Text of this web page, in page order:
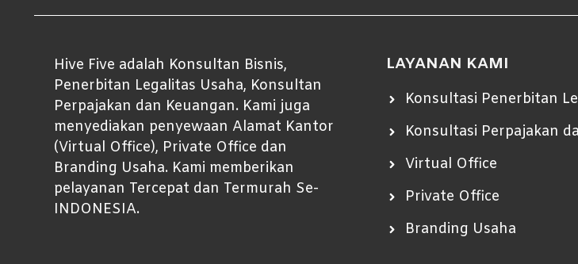
Hive Five adalah Konsultan Bisnis,
Penerbitan Legalitas Usaha, Konsultan
Perpajakan dan Keuangan. Kami juga
menyediakan penyewaan Alamat Kantor
(Virtual Office), Private Office dan
Branding Usaha. Kami memberikan
pelayanan Tercepat dan Termurah Se-
INDONESIA.
LAYANAN KAMI
Konsultasi Penerbitan
Konsultasi Perpajakan
Virtual Office
Private Office
Branding Usaha